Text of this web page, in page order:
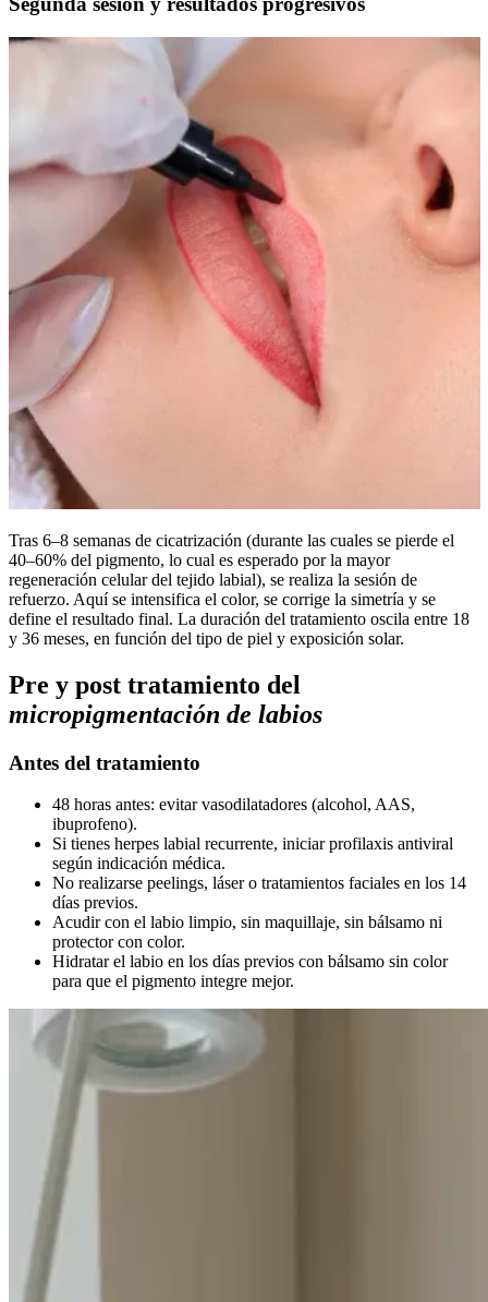
Tras 6–8 semanas de cicatrización (durante las cuales se pierde el
40–60% del pigmento, lo cual es esperado por la mayor
regeneración celular del tejido labial), se realiza la sesión de
refuerzo. Aquí se intensifica el color, se corrige la simetría y se
define el resultado final. La duración del tratamiento oscila entre 18
y 36 meses, en función del tipo de piel y exposición solar.
Pre y post tratamiento del
micropigmentación de labios
Antes del tratamiento
48 horas antes: evitar vasodilatadores (alcohol, AAS,
ibuprofeno).
Si tienes herpes labial recurrente, iniciar profilaxis antiviral
según indicación médica.
No realizarse peelings, láser o tratamientos faciales en los 14
días previos.
Acudir con el labio limpio, sin maquillaje, sin bálsamo ni
protector con color.
Hidratar el labio en los días previos con bálsamo sin color
para que el pigmento integre mejor.